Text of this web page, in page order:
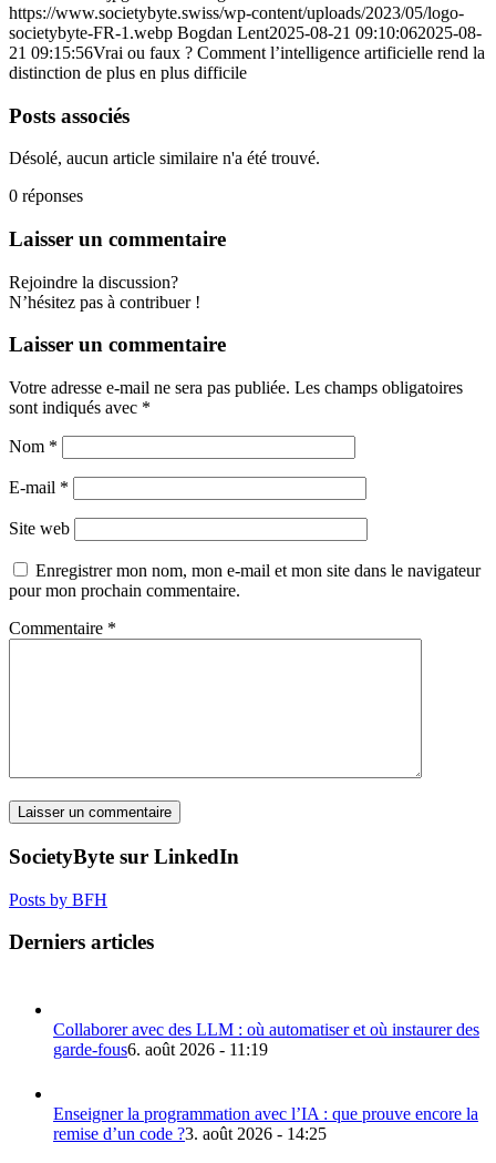
https://www.societybyte.swiss/wp-content/uploads/2023/05/logo-
societybyte-FR-1.webp Bogdan Lent2025-08-21 09:10:062025-08-
21 09:15:56Vrai ou faux ? Comment l’intelligence artificielle rend la
distinction de plus en plus difficile
Posts associés
Désolé, aucun article similaire n'a été trouvé.
0 réponses
Laisser un commentaire
Rejoindre la discussion?
N’hésitez pas à contribuer !
Laisser un commentaire
Votre adresse e-mail ne sera pas publiée. Les champs obligatoires
sont indiqués avec *
Nom *
E-mail *
Site web
Enregistrer mon nom, mon e-mail et mon site dans le navigateur
pour mon prochain commentaire.
Commentaire *
SocietyByte sur LinkedIn
Posts by BFH
Derniers articles
Collaborer avec des LLM : où automatiser et où instaurer des
garde-fous6. août 2026 - 11:19
Enseigner la programmation avec l’IA : que prouve encore la
remise d’un code ?3. août 2026 - 14:25